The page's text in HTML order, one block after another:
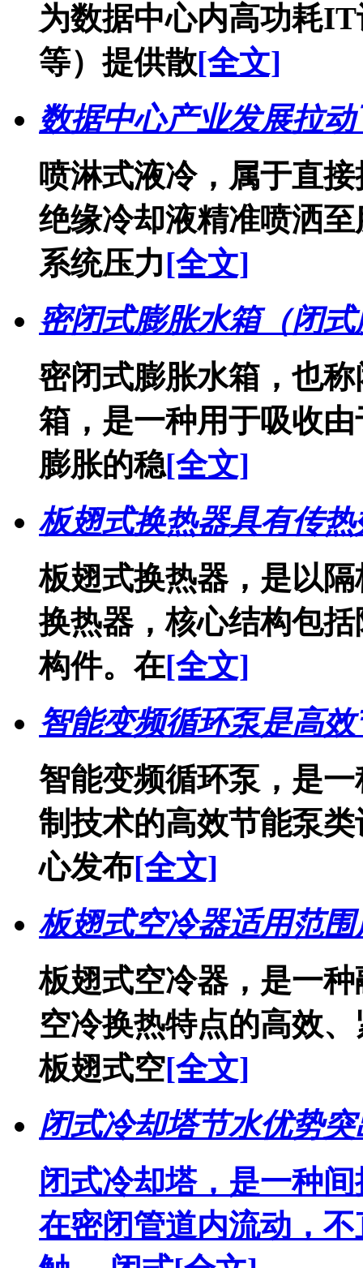
为数据中心内高功耗
等）提供散[全文]
数据中心产业发展拉
喷淋式液冷，属于直
绝缘冷却液精准喷洒
系统压力[全文]
密闭式膨胀水箱（闭
密闭式膨胀水箱，也
箱，是一种用于吸收
膨胀的稳[全文]
板翅式换热器具有传
板翅式换热器，是以
换热器，核心结构包
构件。在[全文]
智能变频循环泵是高
智能变频循环泵，是
制技术的高效节能泵
心发布[全文]
板翅式空冷器适用范
板翅式空冷器，是一
空冷换热特点的高效
板翅式空[全文]
闭式冷却塔节水优势
闭式冷却塔，是一种
在密闭管道内流动，